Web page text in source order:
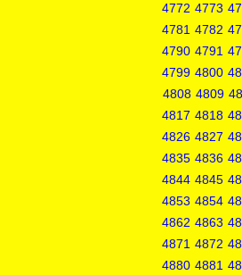
4772 4773
4781 4782
4790 4791
4799 4800
4808 4809
4817 4818
4826 4827
4835 4836
4844 4845
4853 4854
4862 4863
4871 4872
4880 4881